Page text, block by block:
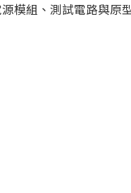
模組、測試電路與